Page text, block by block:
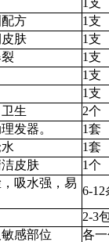
方
1支
肤
1支
1支
1支
1支
生
2个
发器。
1套
1套
皮肤
1个
吸水强，易
6-12
2-3
感部位
各